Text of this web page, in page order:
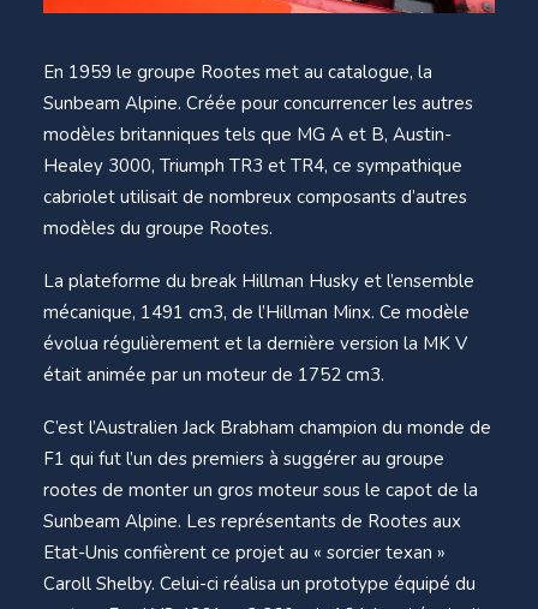
En 1959 le groupe Rootes met au catalogue, la
Sunbeam Alpine. Créée pour concurrencer les autres
modèles britanniques tels que MG A et B, Austin-
Healey 3000, Triumph TR3 et TR4, ce sympathique
cabriolet utilisait de nombreux composants d’autres
modèles du groupe Rootes.
La plateforme du break Hillman Husky et l’ensemble
mécanique, 1491 cm3, de l’Hillman Minx. Ce modèle
évolua régulièrement et la dernière version la MK V
était animée par un moteur de 1752 cm3.
C’est l’Australien Jack Brabham champion du monde de
F1 qui fut l’un des premiers à suggérer au groupe
rootes de monter un gros moteur sous le capot de la
Sunbeam Alpine. Les représentants de Rootes aux
Etat-Unis confièrent ce projet au « sorcier texan »
Caroll Shelby. Celui-ci réalisa un prototype équipé du